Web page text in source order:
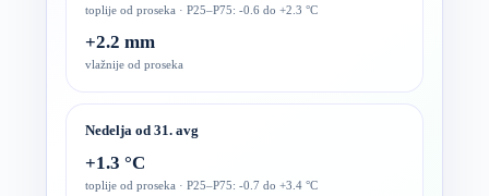
toplije od proseka · P25–P75: -0.6 do +2.3 °C
+2.2 mm
vlažnije od proseka
Nedelja od 31. avg
+1.3 °C
toplije od proseka · P25–P75: -0.7 do +3.4 °C